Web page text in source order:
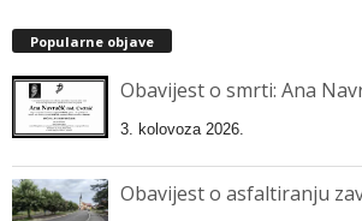
Popularne objave
Obavijest o smrti: Ana
3. kolovoza 2026.
Obavijest o asfaltiranju